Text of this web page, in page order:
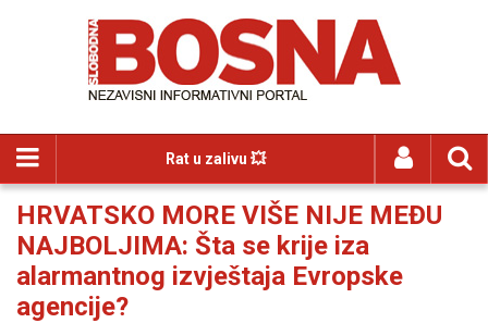
Rat u zalivu 💥
HRVATSKO MORE VIŠE NIJE MEĐU
NAJBOLJIMA: Šta se krije iza
alarmantnog izvještaja Evropske
agencije?